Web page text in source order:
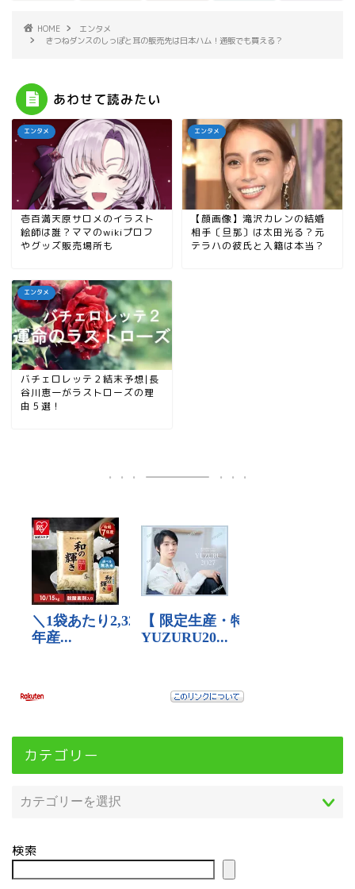
HOME
エンタメ
きつねダンスのしっぽと耳の販売先は日本ハム！通販でも買える？
あわせて読みたい
エンタメ
壱百満天原サロメのイラスト
絵師は誰？ママのwikiプロフ
やグッズ販売場所も
エンタメ
【顔画像】滝沢カレンの結婚
相手〔旦那〕は太田光る？元
テラハの彼氏と入籍は本当？
エンタメ
バチェロレッテ２結末予想|長
谷川恵一がラストローズの理
由５選！
カテゴリー
検索